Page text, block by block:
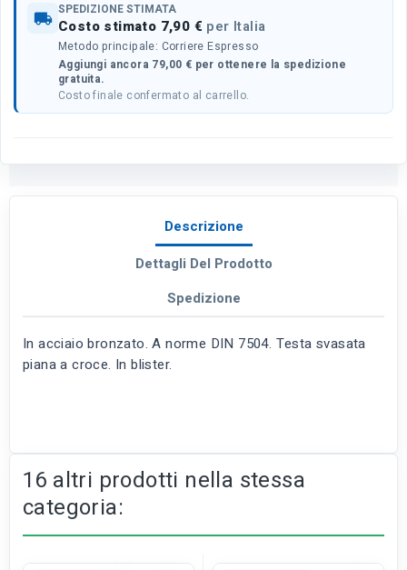
local_shipping SPEDIZIONE STIMATA
Costo stimato 7,90 € per Italia
Metodo principale: Corriere Espresso
Aggiungi ancora 79,00 € per ottenere la spedizione
gratuita.
Costo finale confermato al carrello.
Descrizione
Dettagli Del Prodotto
Spedizione
In acciaio bronzato. A norme DIN 7504. Testa svasata
piana a croce. In blister.
16 altri prodotti nella stessa
categoria: